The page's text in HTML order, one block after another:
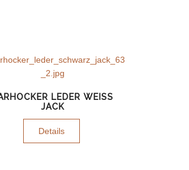
LEDER WEISS J
ACK
Details